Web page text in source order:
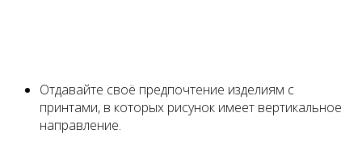
Отдавайте своё предпочтение изделиям с
принтами, в которых рисунок имеет вертикальное
направление.